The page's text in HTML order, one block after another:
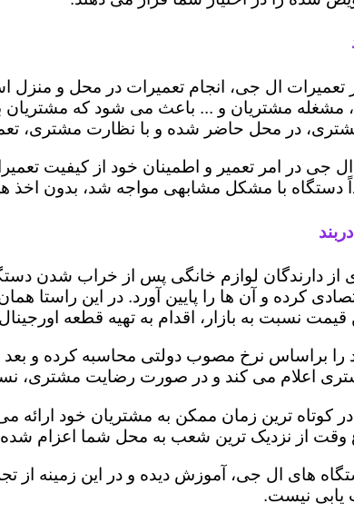
تعمیرات ال جی، انجام تعمیرات در محل و
مشتریان و ... باعث می شود که مشتریان
در محل حاضر شده و با نظارت مشتری،
جی در امر تعمیر و اطمینان خود از کیفیت
دستگاه با مشکل مشابهی مواجه شد، بدون
از دارندگان لوازم خانگی پس از خراب شدن
کرده و آن ها را پایین آورد. در این
قیمت نسبت به بازار، اقدام به تهیه قطعه
براساس نرخ مصوب دولتی محاسبه کرده و بعد از
مشتری اعلام می کند و در صورت رضایت مشتری،
کوتاه ترین زمان ممکن به مشتریان خود
وقت از نزدیک ترین شعب به محل شما اعزام
های ال جی، آموزش دیده و در این زمینه از
یابی نیست.